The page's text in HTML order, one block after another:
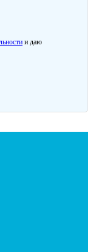
и даю